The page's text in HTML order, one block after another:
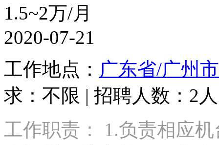
1.5~2万/月
2020-07-21
工作地点： 广东省/广州市
求：不限 | 招聘人数：2
工作职责： 1.负责相应